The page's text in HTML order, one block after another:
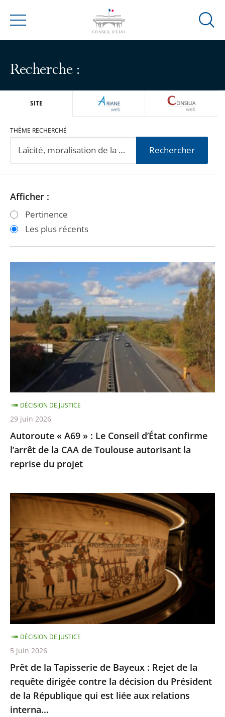
Menu
Ouvrir
Recherche :
SITE ARIANEWEB
THÈME RECHERCHÉ
Rechercher
Passer
les
filtres
Passer
les
filtres
Afficher :
Pertinence
Les plus récents
«
A69
»
:
Le
Conseil
confirme
l’arrêt
de
la
CAA
de
Toulouse
la
reprise
projet
Autoroute « A69 » : Le Conseil d’État confirme
l’arrêt de la CAA de Toulouse autorisant la
reprise du projet
DÉCISION DE JUSTICE
29 juin 2026
Prêt
la
Tapisserie
de
Bayeux
:
Rejet
de
la
requête
dirigée
contre
la
décision
du
Prêt de la Tapisserie de Bayeux : Rejet de la
requête dirigée contre la décision du Président
de la République qui est liée aux relations
interna...
DÉCISION DE JUSTICE
5 juin 2026